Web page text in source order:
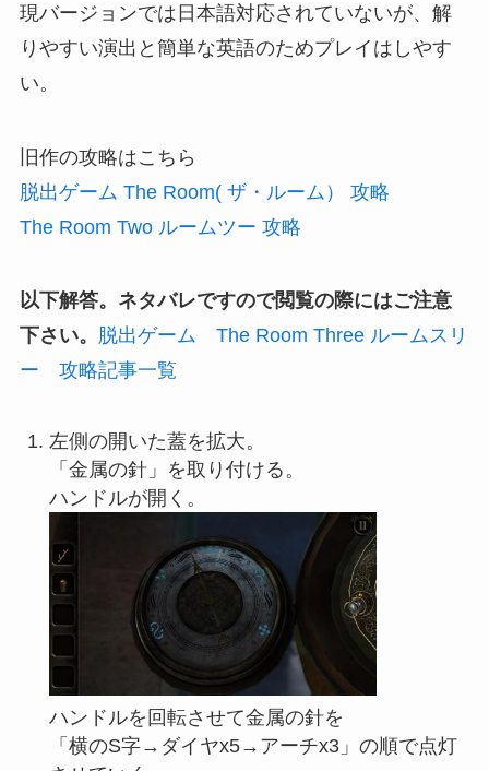
現バージョンでは日本語対応されていないが、解
りやすい演出と簡単な英語のためプレイはしやす
い。
旧作の攻略はこちら
脱出ゲーム The Room( ザ・ルーム） 攻略
The Room Two ルームツー 攻略
以下解答。ネタバレですので閲覧の際にはご注意
下さい。 脱出ゲーム The Room Three ルームスリ
ー 攻略記事一覧
左側の開いた蓋を拡大。
「金属の針」を取り付ける。
ハンドルが開く。
ハンドルを回転させて金属の針を
「横のS字→ダイヤx5→アーチx3」の順で点灯